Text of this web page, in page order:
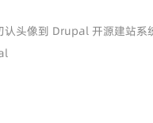
认头像到 Drupal 开源建站